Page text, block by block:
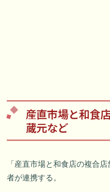
産直市場と和食
蔵元など
「産直市場と和食店の複合
者が連携する。